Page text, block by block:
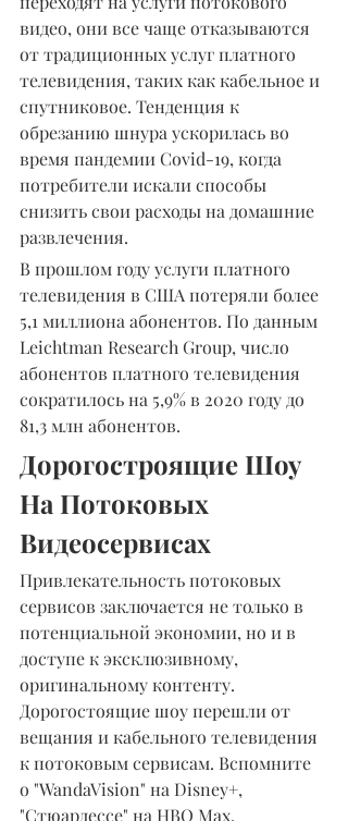
видео, они все чаще отказываются
от традиционных услуг платного
телевидения, таких как кабельное и
спутниковое. Тенденция к
обрезанию шнура ускорилась во
время пандемии Covid-19, когда
потребители искали способы
снизить свои расходы на домашние
развлечения.
В прошлом году услуги платного
телевидения в США потеряли более
5,1 миллиона абонентов. По данным
Leichtman Research Group, число
абонентов платного телевидения
сократилось на 5,9% в 2020 году до
81,3 млн абонентов.
Дорогостроящие Шоу
На Потоковых
Видеосервисах
Привлекательность потоковых
сервисов заключается не только в
потенциальной экономии, но и в
доступе к эксклюзивному,
оригинальному контенту.
Дорогостоящие шоу перешли от
вещания и кабельного телевидения
к потоковым сервисам. Вспомните
о "WandaVision" на Disney+,
"Стюардессе" на HBO Max,